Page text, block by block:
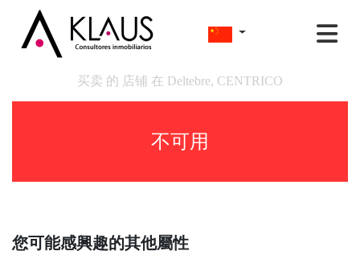
买卖 的 店铺 在 Deltebre, CENTRICO
不可用
您可能感興趣的其他屬性